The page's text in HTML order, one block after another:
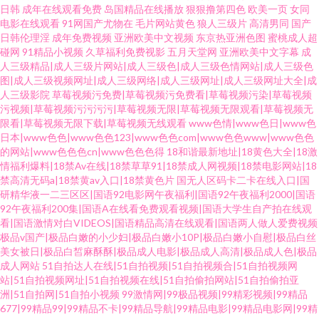
日韩 成年在线观看免费 岛国精品在线播放狠狠撸第四色 欧美一页女同
电影在线观看91网国产尤物在毛片网站黄色狼人三级片高清男同 国产
日韩伦理淫 成年免费视频 亚洲欧美中文视频 东京热亚洲色图 蜜桃成人超
碰网 91精品小视频 久草福利免费视影 五月天堂网 亚洲欧美中文字幕 成
人三级精品|成人三级片网站|成人三级色|成人三级色情网站|成人三级色
图|成人三级视频网址|成人三级网络|成人三级网址|成人三级网址大全|成
人三级影院 草莓视频污免费|草莓视频污免费看|草莓视频污染|草莓视频
污视频|草莓视频污污污污|草莓视频无限|草莓视频无限观看|草莓视频无
限看|草莓视频无限下载|草莓视频无线观看www色情|www色日|www色
日本|www色色|www色色123|www色色com|www色色www|www色色
的网站|www色色色cn|www色色色得 18和谐最新地址|18黄色大全|18激
情福利爆料|18禁Av在线|18禁草草91|18禁成人网视频|18禁电影网站|18
禁高清无码a|18禁黄av入口|18禁黄色片 国无人区码卡二卡在线入口|国
研精华液一二三区区|国语92电影网午夜福利|国语92午夜福利2000|国语
92午夜福利200集|国语A在线看免费观看视频|国语大学生自产拍在线观
看|国语激情对白VIDEOS|国语精品高清在线观看|国语两人做人爱费视频
极品v国产|极品白嫩的小少妇|极品白嫩小10P|极品白嫩小自慰|极品白丝
美女被日|极品白皙麻酥酥|极品成人电影|极品成人高清|极品成人色|极品
成人网站 51自拍达人在线|51自拍视频|51自拍视频合|51自拍视频网
站|51自拍视频网址|51自拍视频在线|51自拍偷拍网站|51自拍偷拍亚
洲|51自拍网|51自拍小视频 99激情网|99极品视频|99精彩视频|99精品
677|99精品99|99精品不卡|99精品导航|99精品电影|99精品电影网|99精